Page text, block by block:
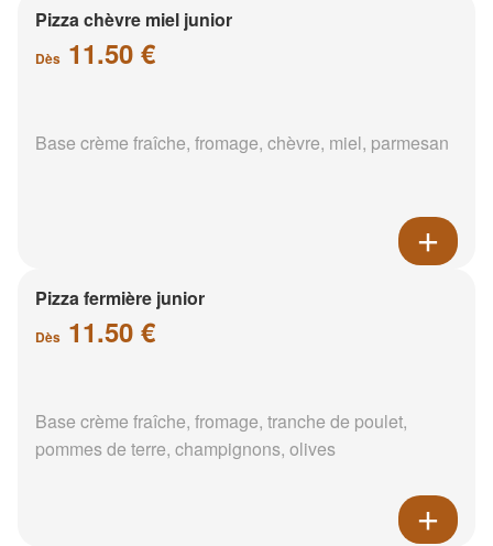
Pizza chèvre miel junior
Dès 11.50 €
Base crème fraîche, fromage, chèvre, miel, parmesan
Pizza fermière junior
Dès 11.50 €
Base crème fraîche, fromage, tranche de poulet,
pommes de terre, champignons, olives